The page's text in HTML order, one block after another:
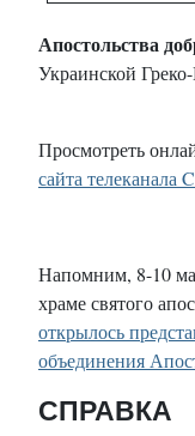
Апостольства
Украинской
Просмотреть
сайта телеканала
Напомним, 8-10
храме святого
открылось
объединения
СПРАВКА